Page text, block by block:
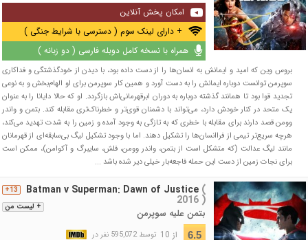
امکان پخش آنلاین
+ دارای لینک سوم ( دسترسی با شرایط جنگی )
همراه با نسخه کامل دوبله فارسی ( دو زبانه )
بروس وین که امید و ایمانش به انسان‌ها را از دست داده بود، با دیدن از خودگذشتگی و فداکاری
سوپرمن توانست دوباره ایمانش را به دست آورد و همین کار سوپرمن برای او الهام‌بخش و به نوعی
تجدید قوا بود تا همانند گذشته دوباره به دوران ابرقهرمانی‌اش بازگردد. او که حالا دایانا را به عنوان
یک متحد در کنار خودش دارد، می‌تواند با دشمنان قوی‌تر و خطرناک‌تری مقابله کند. بتمن و واندر
وومن قصد دارند برای مقابله با خطری که به تازگی به وجود آمده و زمین را به شدت تهدید می‌کند،
هرچه سریع‌تر تیمی از فراانسان‌ها را تشکیل دهند. اما با وجود تشکیل لیگ بی‌سابقه‌ای از قهرمانان
مانند لیگ عدالت (که متشکل است از بتمن، واندر وومن، فلش، سایبرگ و آکوامن)، ممکن است
برای نجات زمین از دست این حمله فاجعه‌بار خیلی دیر شده باشد ...
+ لیست من
13+ Batman v Superman: Dawn of Justice (
2016 )
بتمن علیه سوپرمن
6.5 از 10 توسط 595,072 نفر در